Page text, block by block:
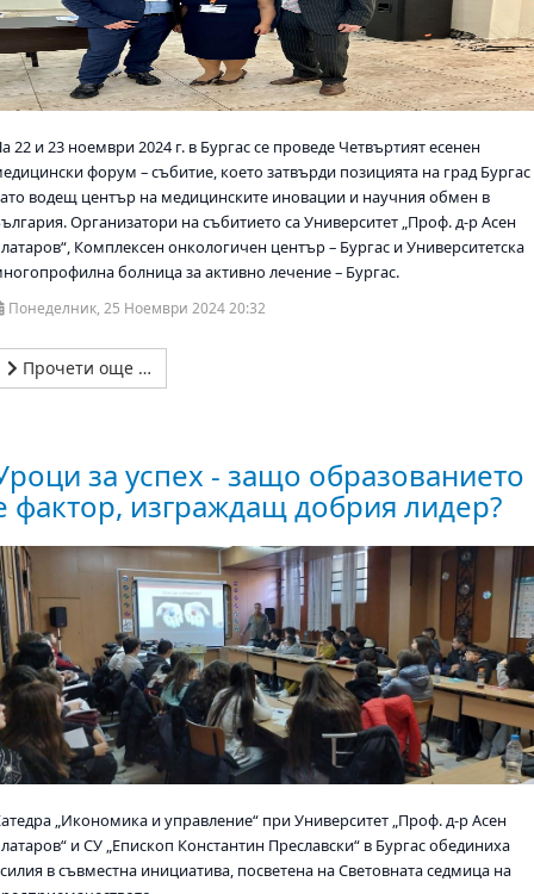
22 и 23 ноември 2024 г. в Бургас се проведе Четвъртият есенен
форум – събитие, което затвърди позицията на град Бургас
водещ център на медицинските иновации и научния обмен в
Организатори на събитието са Университет „Проф. д-р Асен
Комплексен онкологичен център – Бургас и Университетска
болница за активно лечение – Бургас.
Понеделник, 25 Ноември 2024 20:32
Прочети още …
за успех - защо образованието
фактор, изграждащ добрия лидер?
„Икономика и управление“ при Университет „Проф. д-р Асен
и СУ „Епископ Константин Преславски“ в Бургас обединиха
в съвместна инициатива, посветена на Световната седмица на